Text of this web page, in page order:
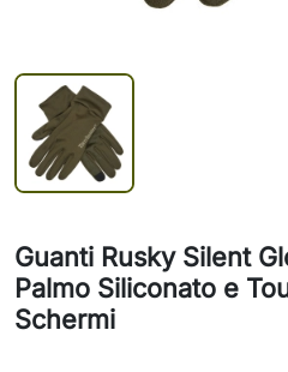
Guanti Rusky Silent
Palmo Siliconato e
Schermi